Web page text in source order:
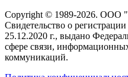
Copyright © 1989-2026. ООО
Свидетельство о
25.12.2020 г., выдано
сфере связи,
коммуникаций.